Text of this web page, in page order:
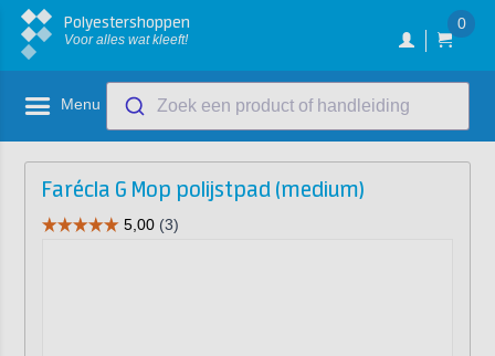
Polyestershoppen
Voor alles wat kleeft!
0
Menu Zoek een product of handleiding
Farécla G Mop polijstpad (medium)